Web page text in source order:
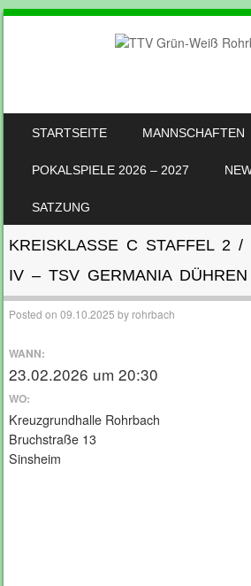
STARTSEITE MANNSCHAFTEN
POKALSPIELE 2026 – 2027
SATZUNG
KREISKLASSE C STAFFEL 2 /
IV – TSV GERMANIA
Posted on09.10.2025 by rohrbach
WANN:
23.02.2026 um 20:30
WO:
Kreuzgrundhalle Rohrbach
Bruchstraße 13
Sinsheim